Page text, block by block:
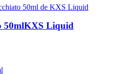
50mlKXS Liquid